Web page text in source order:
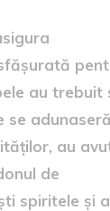
au trebuit
au
de
spiritele și a